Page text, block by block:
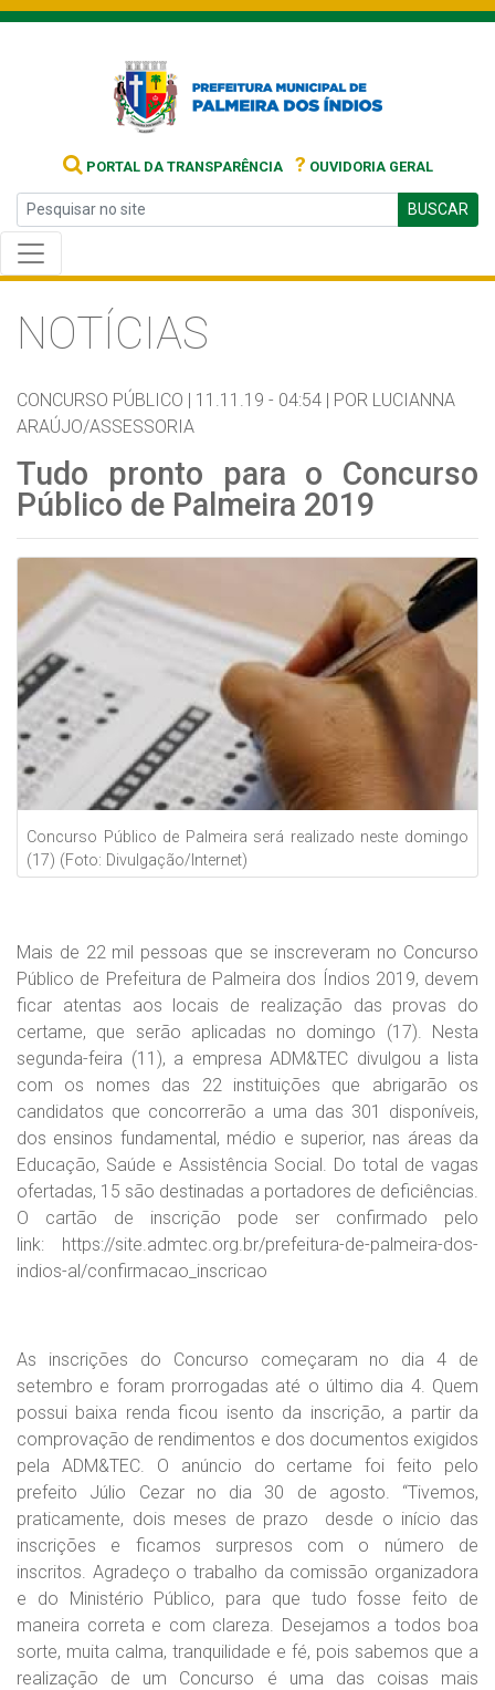
PORTAL DA TRANSPARÊNCIA ? OUVIDORIA GERAL
BUSCAR
NOTÍCIAS
CONCURSO PÚBLICO | 11.11.19 - 04:54 | POR LUCIANNA
ARAÚJO/ASSESSORIA
Tudo pronto para o Concurso
Público de Palmeira 2019
Concurso Público de Palmeira será realizado neste domingo
(17) (Foto: Divulgação/Internet)
Mais de 22 mil pessoas que se inscreveram no Concurso
Público de Prefeitura de Palmeira dos Índios 2019, devem
ficar atentas aos locais de realização das provas do
certame, que serão aplicadas no domingo (17). Nesta
segunda-feira (11), a empresa ADM&TEC divulgou a lista
com os nomes das 22 instituições que abrigarão os
candidatos que concorrerão a uma das 301 disponíveis,
dos ensinos fundamental, médio e superior, nas áreas da
Educação, Saúde e Assistência Social. Do total de vagas
ofertadas, 15 são destinadas a portadores de deficiências.
O cartão de inscrição pode ser confirmado pelo
link: https://site.admtec.org.br/prefeitura-de-palmeira-dos-
indios-al/confirmacao_inscricao
As inscrições do Concurso começaram no dia 4 de
setembro e foram prorrogadas até o último dia 4. Quem
possui baixa renda ficou isento da inscrição, a partir da
comprovação de rendimentos e dos documentos exigidos
pela ADM&TEC. O anúncio do certame foi feito pelo
prefeito Júlio Cezar no dia 30 de agosto. “Tivemos,
praticamente, dois meses de prazo desde o início das
inscrições e ficamos surpresos com o número de
inscritos. Agradeço o trabalho da comissão organizadora
e do Ministério Público, para que tudo fosse feito de
maneira correta e com clareza. Desejamos a todos boa
sorte, muita calma, tranquilidade e fé, pois sabemos que a
realização de um Concurso é uma das coisas mais